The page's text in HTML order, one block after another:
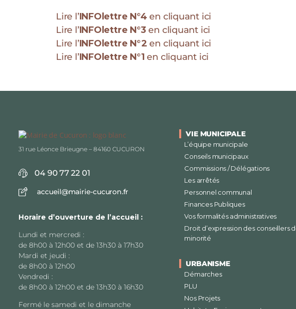
Lire l’INFOlettre N°4 en cliquant ici
Lire l’INFOlettre N°3 en cliquant ici
Lire l’INFOlettre N°2 en cliquant ici
Lire l’INFOlettre N°1 en cliquant ici
31 rue Léonce Brieugne – 84160 CUCURON
04 90 77 22 01
accueil@mairie-cucuron.fr
Horaire d’ouverture de l’accueil :
Lundi et mercredi :
de 8h00 à 12h00 et de 13h30 à 17h30
Mardi et jeudi :
de 8h00 à 12h00
Vendredi :
de 8h00 à 12h00 et de 13h30 à 16h30
Fermé le samedi et le dimanche
VIE MUNICIPALE
L’équipe municipale
Conseils municipaux
Commissions / Délégations
Les arrêtés
Personnel communal
Finances Publiques
Vos formalités administratives
Droit d’expression des conseillers
minorité
URBANISME
Démarches
PLU
Nos Projets